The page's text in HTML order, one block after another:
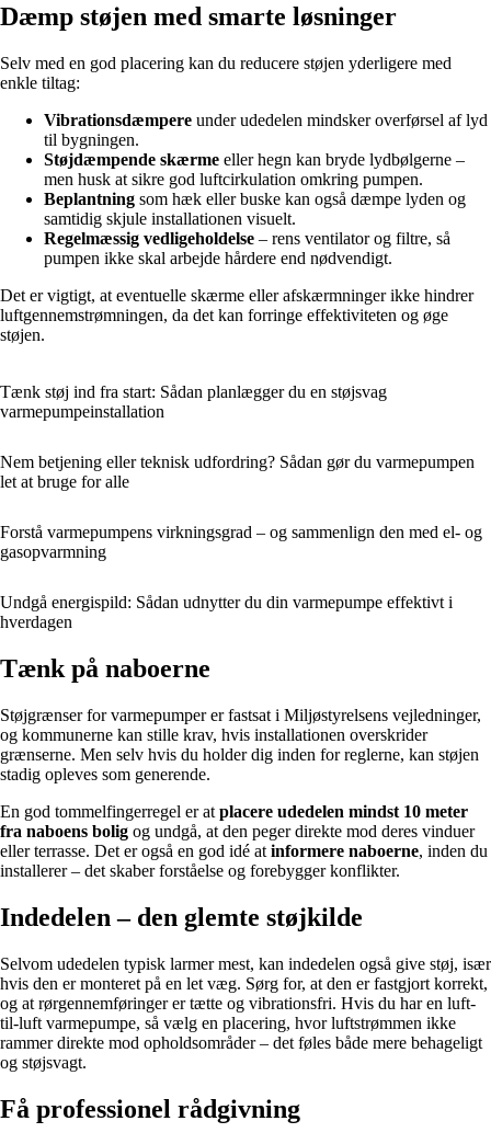
Dæmp støjen med smarte løsninger
Selv med en god placering kan du reducere støjen yderligere med
enkle tiltag:
Vibrationsdæmpere under udedelen mindsker overførsel af lyd
til bygningen.
Støjdæmpende skærme eller hegn kan bryde lydbølgerne –
men husk at sikre god luftcirkulation omkring pumpen.
Beplantning som hæk eller buske kan også dæmpe lyden og
samtidig skjule installationen visuelt.
Regelmæssig vedligeholdelse – rens ventilator og filtre, så
pumpen ikke skal arbejde hårdere end nødvendigt.
Det er vigtigt, at eventuelle skærme eller afskærmninger ikke hindrer
luftgennemstrømningen, da det kan forringe effektiviteten og øge
støjen.
Tænk støj ind fra start: Sådan planlægger du en støjsvag
varmepumpeinstallation
Nem betjening eller teknisk udfordring? Sådan gør du varmepumpen
let at bruge for alle
Forstå varmepumpens virkningsgrad – og sammenlign den med el- og
gasopvarmning
Undgå energispild: Sådan udnytter du din varmepumpe effektivt i
hverdagen
Tænk på naboerne
Støjgrænser for varmepumper er fastsat i Miljøstyrelsens vejledninger,
og kommunerne kan stille krav, hvis installationen overskrider
grænserne. Men selv hvis du holder dig inden for reglerne, kan støjen
stadig opleves som generende.
En god tommelfingerregel er at placere udedelen mindst 10 meter
fra naboens bolig og undgå, at den peger direkte mod deres vinduer
eller terrasse. Det er også en god idé at informere naboerne, inden du
installerer – det skaber forståelse og forebygger konflikter.
Indedelen – den glemte støjkilde
Selvom udedelen typisk larmer mest, kan indedelen også give støj, især
hvis den er monteret på en let væg. Sørg for, at den er fastgjort korrekt,
og at rørgennemføringer er tætte og vibrationsfri. Hvis du har en luft-
til-luft varmepumpe, så vælg en placering, hvor luftstrømmen ikke
rammer direkte mod opholdsområder – det føles både mere behageligt
og støjsvagt.
Få professionel rådgivning